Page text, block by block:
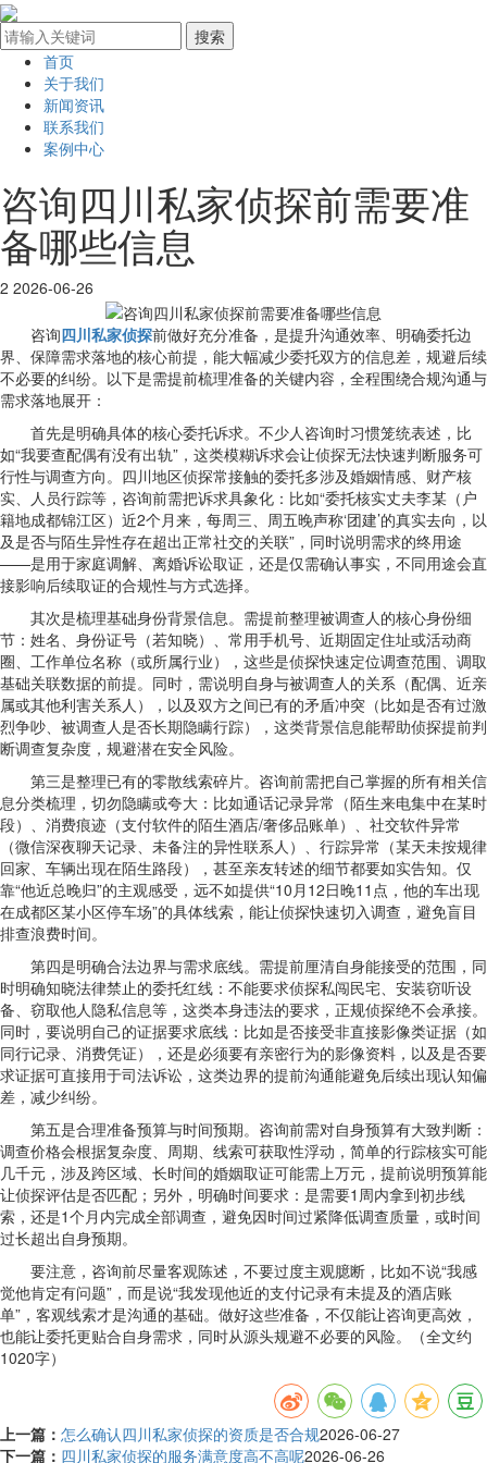
首页
关于我们
新闻资讯
联系我们
案例中心
咨询四川私家侦探前需要准
备哪些信息
2 2026-06-26
咨询四川私家侦探前做好充分准备，是提升沟通效率、明确委托边
界、保障需求落地的核心前提，能大幅减少委托双方的信息差，规避后续
不必要的纠纷。以下是需提前梳理准备的关键内容，全程围绕合规沟通与
需求落地展开：
首先是明确具体的核心委托诉求。不少人咨询时习惯笼统表述，比
如“我要查配偶有没有出轨”，这类模糊诉求会让侦探无法快速判断服务可
行性与调查方向。四川地区侦探常接触的委托多涉及婚姻情感、财产核
实、人员行踪等，咨询前需把诉求具象化：比如“委托核实丈夫李某（户
籍地成都锦江区）近2个月来，每周三、周五晚声称‘团建’的真实去向，以
及是否与陌生异性存在超出正常社交的关联”，同时说明需求的终用途
——是用于家庭调解、离婚诉讼取证，还是仅需确认事实，不同用途会直
接影响后续取证的合规性与方式选择。
其次是梳理基础身份背景信息。需提前整理被调查人的核心身份细
节：姓名、身份证号（若知晓）、常用手机号、近期固定住址或活动商
圈、工作单位名称（或所属行业），这些是侦探快速定位调查范围、调取
基础关联数据的前提。同时，需说明自身与被调查人的关系（配偶、近亲
属或其他利害关系人），以及双方之间已有的矛盾冲突（比如是否有过激
烈争吵、被调查人是否长期隐瞒行踪），这类背景信息能帮助侦探提前判
断调查复杂度，规避潜在安全风险。
第三是整理已有的零散线索碎片。咨询前需把自己掌握的所有相关信
息分类梳理，切勿隐瞒或夸大：比如通话记录异常（陌生来电集中在某时
段）、消费痕迹（支付软件的陌生酒店/奢侈品账单）、社交软件异常
（微信深夜聊天记录、未备注的异性联系人）、行踪异常（某天未按规律
回家、车辆出现在陌生路段），甚至亲友转述的细节都要如实告知。仅
靠“他近总晚归”的主观感受，远不如提供“10月12日晚11点，他的车出现
在成都区某小区停车场”的具体线索，能让侦探快速切入调查，避免盲目
排查浪费时间。
第四是明确合法边界与需求底线。需提前厘清自身能接受的范围，同
时明确知晓法律禁止的委托红线：不能要求侦探私闯民宅、安装窃听设
备、窃取他人隐私信息等，这类本身违法的要求，正规侦探绝不会承接。
同时，要说明自己的证据要求底线：比如是否接受非直接影像类证据（如
同行记录、消费凭证），还是必须要有亲密行为的影像资料，以及是否要
求证据可直接用于司法诉讼，这类边界的提前沟通能避免后续出现认知偏
差，减少纠纷。
第五是合理准备预算与时间预期。咨询前需对自身预算有大致判断：
调查价格会根据复杂度、周期、线索可获取性浮动，简单的行踪核实可能
几千元，涉及跨区域、长时间的婚姻取证可能需上万元，提前说明预算能
让侦探评估是否匹配；另外，明确时间要求：是需要1周内拿到初步线
索，还是1个月内完成全部调查，避免因时间过紧降低调查质量，或时间
过长超出自身预期。
要注意，咨询前尽量客观陈述，不要过度主观臆断，比如不说“我感
觉他肯定有问题”，而是说“我发现他近的支付记录有未提及的酒店账
单”，客观线索才是沟通的基础。做好这些准备，不仅能让咨询更高效，
也能让委托更贴合自身需求，同时从源头规避不必要的风险。（全文约
1020字）
上一篇： 怎么确认四川私家侦探的资质是否合规2026-06-27
下一篇： 四川私家侦探的服务满意度高不高呢2026-06-26